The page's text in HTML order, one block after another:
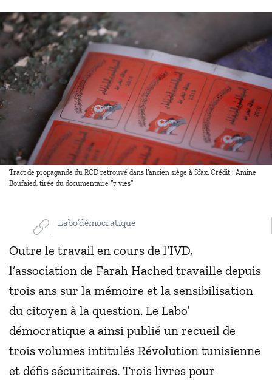
Tract de propagande du RCD retrouvé dans l’ancien siège à Sfax. Crédit : Amine
Boufaied, tirée du documentaire “7 vies”
Labo’démocratique
Outre le travail en cours de l’IVD,
l’association de Farah Hached travaille depuis
trois ans sur la mémoire et la sensibilisation
du citoyen à la question. Le Labo’
démocratique a ainsi publié un recueil de
trois volumes intitulés Révolution tunisienne
et défis sécuritaires. Trois livres pour